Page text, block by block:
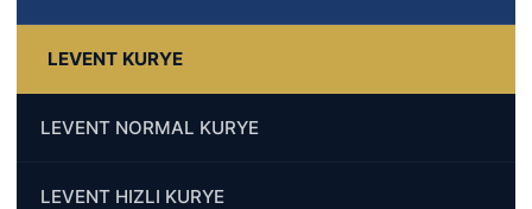
LEVENT KURYE
LEVENT NORMAL KURYE
LEVENT HIZLI KURYE